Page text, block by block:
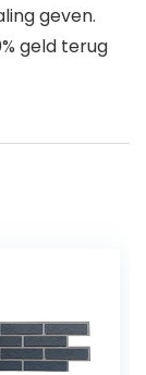
geven.
geld terug